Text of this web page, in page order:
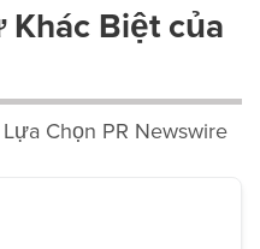
Biệt của
Chọn PR Newswire